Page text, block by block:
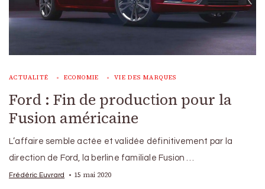
ACTUALITÉ ECONOMIE VIE DES MARQUES
Ford : Fin de production pour la
Fusion américaine
L’affaire semble actée et validée définitivement par la
direction de Ford, la berline familiale Fusion …
Frédéric Euvrard 15 mai 2020